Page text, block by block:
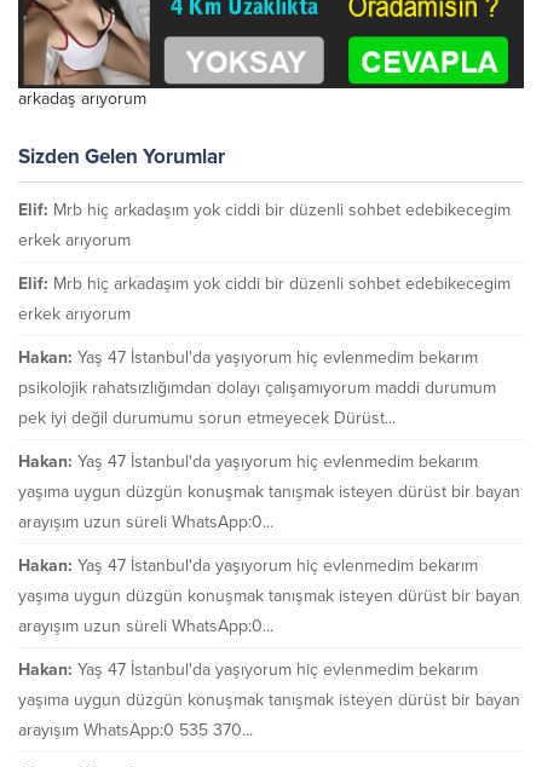
arkadaş arıyorum
Sizden Gelen Yorumlar
Elif: Mrb hiç arkadaşım yok ciddi bir düzenli sohbet edebikecegim
erkek arıyorum
Elif: Mrb hiç arkadaşım yok ciddi bir düzenli sohbet edebikecegim
erkek arıyorum
Hakan: Yaş 47 İstanbul'da yaşıyorum hiç evlenmedim bekarım
psikolojik rahatsızlığımdan dolayı çalışamıyorum maddi durumum
pek iyi değil durumumu sorun etmeyecek Dürüst...
Hakan: Yaş 47 İstanbul'da yaşıyorum hiç evlenmedim bekarım
yaşıma uygun düzgün konuşmak tanışmak isteyen dürüst bir bayan
arayışım uzun süreli WhatsApp:0...
Hakan: Yaş 47 İstanbul'da yaşıyorum hiç evlenmedim bekarım
yaşıma uygun düzgün konuşmak tanışmak isteyen dürüst bir bayan
arayışım uzun süreli WhatsApp:0...
Hakan: Yaş 47 İstanbul'da yaşıyorum hiç evlenmedim bekarım
yaşıma uygun düzgün konuşmak tanışmak isteyen dürüst bir bayan
arayışım WhatsApp:0 535 370...